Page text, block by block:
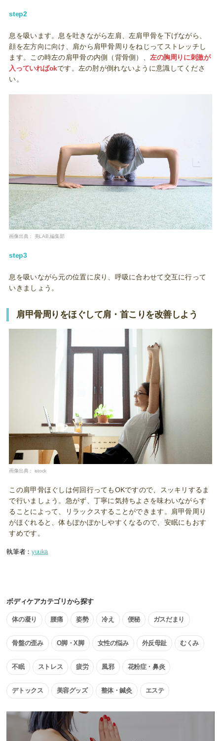
step2
息を吸います。息を吐きながら左肩、左肩甲骨を下げながら、
顔を左方向に向け、肩から肩甲骨周りをねじってストレッチし
ます。この時左の肩甲骨の内側（背骨側）、 左の胸周りに刺激が
入っていればokです。左の肘が倒れないように意識してくださ
い。
画像出典： 美LAB.編集部
step3
息を吸いながら元の位置に戻り、呼吸に合わせて交互に行って
いきましょう。
肩甲骨周りをほぐして肩・首こりを改善しよう
画像出典： istock
この肩甲骨ほぐしは何回行ってもOKですので、スッキリするま
で行いましょう。急がず、丁寧に気持ちよさを味わいながらす
ることによって、リラックスすることができます。肩甲骨周り
がほぐれると、体もぽかぽかしやすくなるので、安眠にもおす
すめです。
執筆者： yuuka
ボディケアカテゴリから探す
体の凝り 腰痛 姿勢 冷え 便秘 ガスだまり
骨盤の歪み O脚・X脚 女性の悩み 外反母趾 むくみ
不眠 ストレス 疲労 風邪 花粉症・鼻炎
デトックス 美容グッズ 整体・鍼灸 エステ